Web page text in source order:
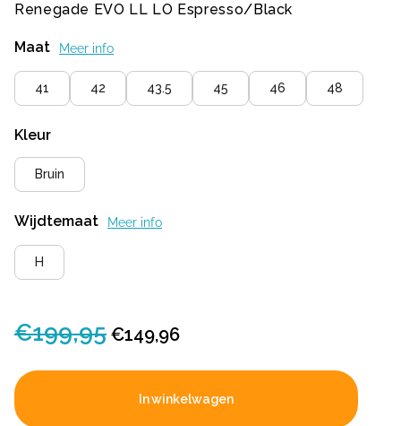
Renegade EVO LL LO Espresso/Black
Kleur
Bruin
Maat Meer info
41 42 43.5 45 46 48
Wijdtemaat Meer info
H
€199,95 Oorspronkelijke
€199,95.
€149,96Huidige
€149,96.
In winkelwagen